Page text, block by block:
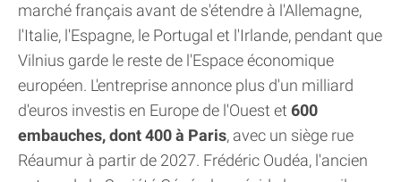
marché français avant de s'étendre à l'Allemagne,
l'Italie, l'Espagne, le Portugal et l'Irlande, pendant que
Vilnius garde le reste de l'Espace économique
européen. L'entreprise annonce plus d'un milliard
d'euros investis en Europe de l'Ouest et 600
embauches, dont 400 à Paris, avec un siège rue
Réaumur à partir de 2027. Frédéric Oudéa, l'ancien